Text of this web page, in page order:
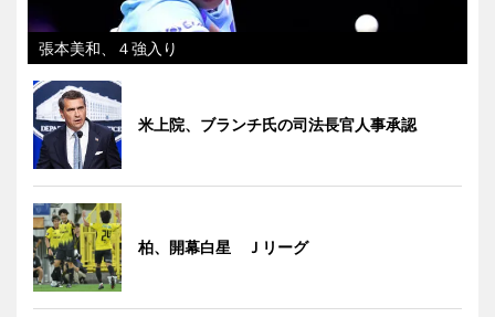
張本美和、４強入り
米上院、ブランチ氏の司法長官人事承認
柏、開幕白星 Ｊリーグ